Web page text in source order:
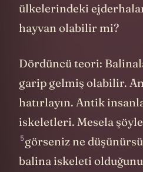
ülkelerindeki
hayvan olabilir mi?
Dördüncü teori:
garip gelmiş olabilir.
hatırlayın. Antik
iskeletleri. Mesela
5görseniz ne
balina iskeleti